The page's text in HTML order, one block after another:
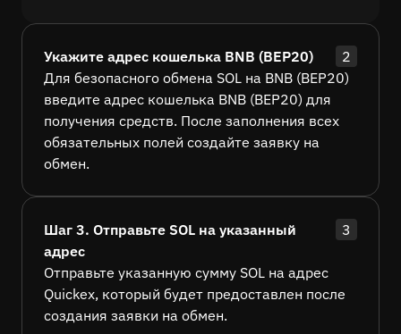
Укажите адрес кошелька BNB (BEP20)
2
Для безопасного обмена SOL на BNB (BEP20)
введите адрес кошелька BNB (BEP20) для
получения средств. После заполнения всех
обязательных полей создайте заявку на
обмен.
Шаг 3. Отправьте SOL на указанный
адрес
3
Отправьте указанную сумму SOL на адрес
Quickex, который будет предоставлен после
создания заявки на обмен.